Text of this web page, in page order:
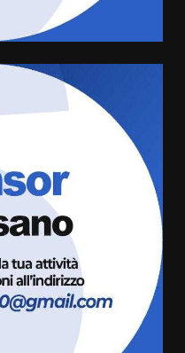
esclusione dal
calcio”
06:00
a colpi di arma
18:13
continua il piano
del
14:16